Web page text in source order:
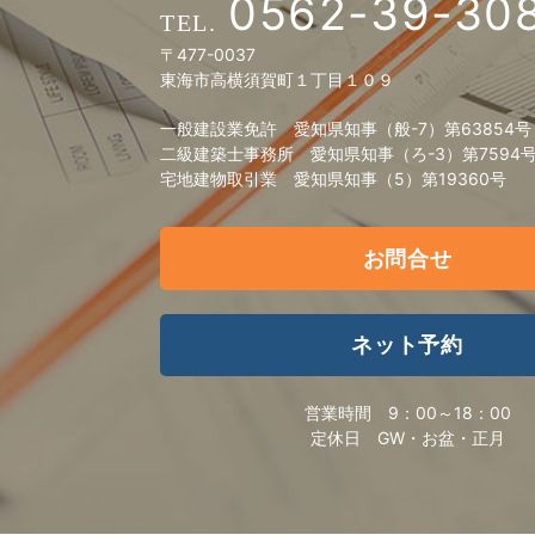
0562-39-
〒477-0037
東海市高横須賀町１丁目１０９
一般建設業免許 愛知県知事（般-7）第63854号
二級建築士事務所 愛知県知事（ろ-3）第7594
宅地建物取引業 愛知県知事（5）第19360号
お問合せ
ネット予約
営業時間 9：00～18：00
定休日 GW・お盆・正月